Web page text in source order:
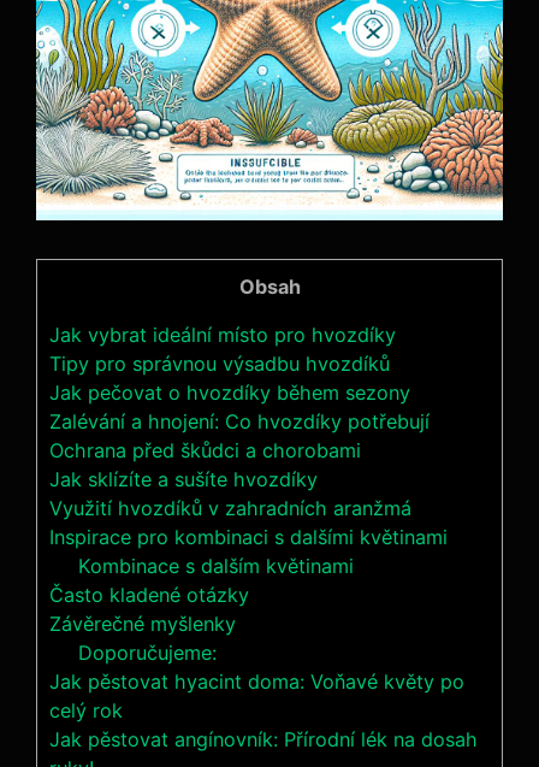
Obsah
Jak vybrat ideální místo pro hvozdíky
Tipy pro správnou výsadbu hvozdíků
Jak pečovat o hvozdíky během sezony
Zalévání a hnojení: Co hvozdíky potřebují
Ochrana před škůdci a chorobami
Jak sklízíte a sušíte hvozdíky
Využití hvozdíků v zahradních aranžmá
Inspirace pro kombinaci s dalšími květinami
Kombinace s dalším květinami
Často kladené otázky
Závěrečné myšlenky
Doporučujeme:
Jak pěstovat hyacint doma: Voňavé květy po
celý rok
Jak pěstovat angínovník: Přírodní lék na dosah